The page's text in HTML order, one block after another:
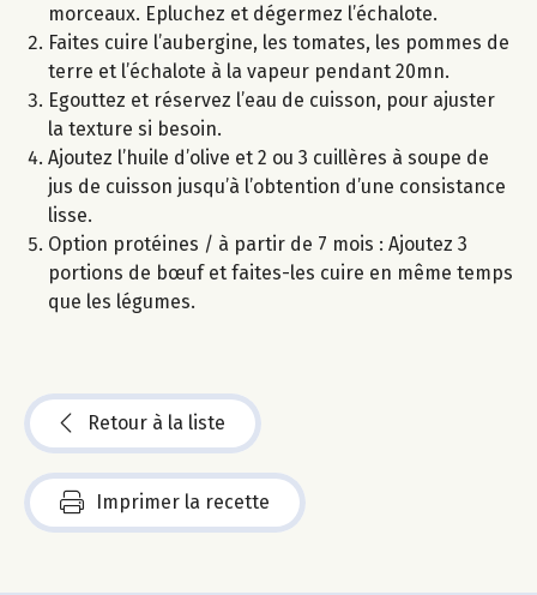
morceaux. Epluchez et dégermez l’échalote.
Faites cuire l’aubergine, les tomates, les pommes de
terre et l’échalote à la vapeur pendant 20mn.
Egouttez et réservez l’eau de cuisson, pour ajuster
la texture si besoin.
Ajoutez l’huile d’olive et 2 ou 3 cuillères à soupe de
jus de cuisson jusqu’à l’obtention d’une consistance
lisse.
Option protéines / à partir de 7 mois : Ajoutez 3
portions de bœuf et faites-les cuire en même temps
que les légumes.
Retour à la liste
Imprimer la recette